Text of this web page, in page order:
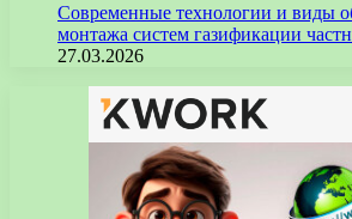
Современные технологии и виды
монтажа систем газификации
27.03.2026